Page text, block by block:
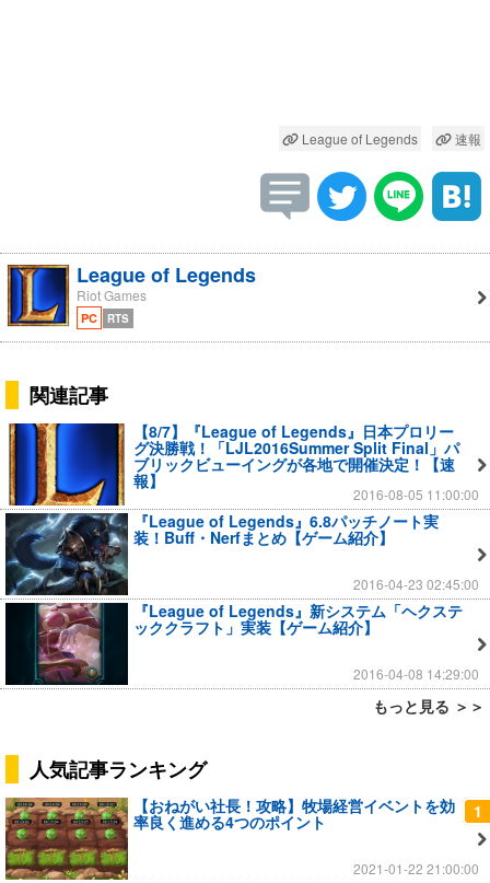
League of Legends 速報
League of Legends
Riot Games
PC RTS
関連記事
【8/7】『League of Legends』日本プロリー
グ決勝戦！「LJL2016Summer Split Final」パ
ブリックビューイングが各地で開催決定！【速
報】
2016-08-05 11:00:00
『League of Legends』6.8パッチノート実
装！Buff・Nerfまとめ【ゲーム紹介】
2016-04-23 02:45:00
『League of Legends』新システム「ヘクステ
ッククラフト」実装【ゲーム紹介】
2016-04-08 14:29:00
もっと見る ＞＞
人気記事ランキング
1
【おねがい社長！攻略】牧場経営イベントを効
率良く進める4つのポイント
2021-01-22 21:00:00